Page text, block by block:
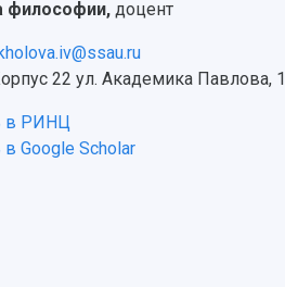
философии, доцент
22 ул. Академика Павлова, 1
в РИНЦ
Google Scholar